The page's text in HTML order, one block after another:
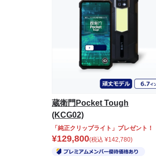
蔵衛門Pocket Tough
(KCG02)
「純正クリップライト」プレゼント！
¥129,800(税込 ¥142,780)